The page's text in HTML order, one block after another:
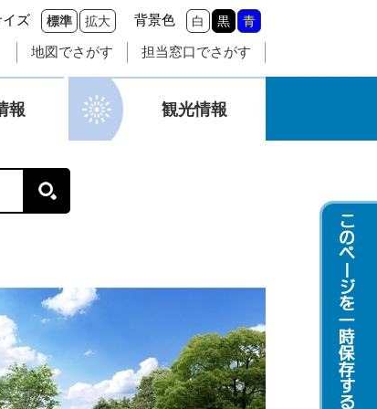
ズ 標準 拡大 背景色 白 黒 青
地図でさがす 担当窓口でさがす
報 観光情報